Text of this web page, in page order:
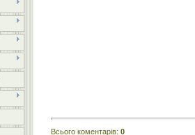
Всього коментарів: 0